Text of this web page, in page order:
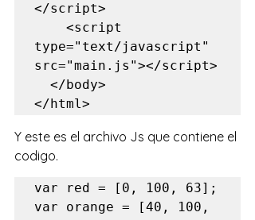
</script>
type="text/javascript"
src="main.js"></script>
</html>
Y este es el archivo Js que contiene el
codigo.
var red = [0, 100, 63];
var orange = [40, 100,